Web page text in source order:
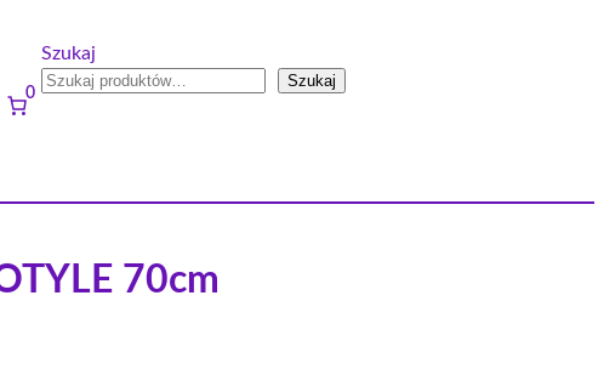
0
Szukaj
Szukaj
70cm